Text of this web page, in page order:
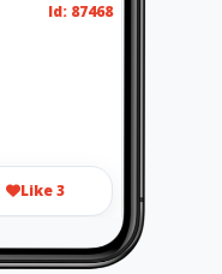
Id: 87468
Like 3